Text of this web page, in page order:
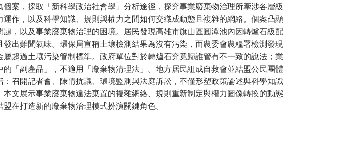
案，採取「新科學政治社會學」分析途徑，探究事業廢棄物治理所牽涉各層級
作，以及科學知識、規則與權力之間如何交織成動態且複雜的網絡。個案凸顯
，以及事業廢棄物治理的困境。居民發現高雄市旗山區圓潭池內因轉爐石級配
出難聞氣味。環保局宣稱土壤檢測結果為沒有污染，而農委會農糧署檢測發現
超過土壤污染管制標準。政府單位對於轉爐石究竟歸誰管有不一致的說法；業
「副產品」，不適用「廢棄物清理法」。地方居民組成自救會並結盟公民團體
：召開記者會、陳情抗議、環境監測與法庭訴訟，不僅形塑政策論述與科學知識
文展示事業廢棄物違法棄置的複雜網絡、規則重新制定與權力圖像轉換的動態
在打造新的廢棄物治理模式扮演關鍵角色。
理模式之困境與契機：旗山農地汙染案為例